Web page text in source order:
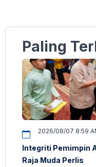
Paling
2026/08/07 8:59
Integriti Pemimpin
Raja Muda Perlis